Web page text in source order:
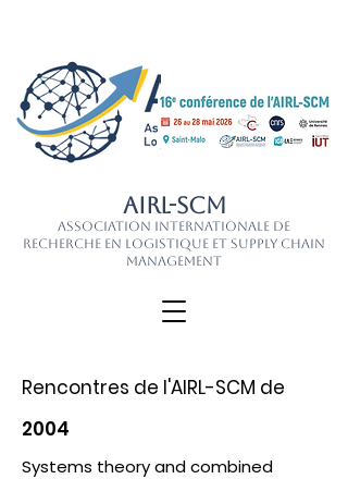
AIRL-SCM
Association Internationale de
Recherche en Logistique et Supply Chain
Management
Rencontres de l'AIRL-SCM de
2004
Systems theory and combined